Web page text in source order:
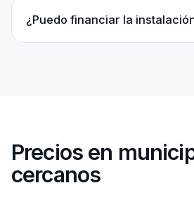
¿Puedo financiar la
Precios en
cercanos